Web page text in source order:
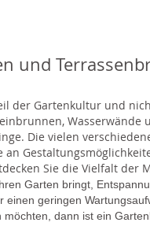
und
der Gartenkultur und
Wasserwände
Die vielen
Sie die Vielfalt der
Garten bringt,
geringen
dann ist ein